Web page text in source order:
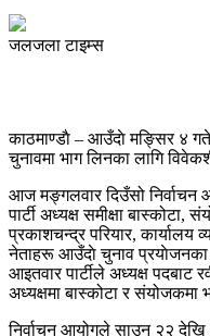
जलजला टाइम्स
काठमाण्डाै – आउँदाे मङ्सिर ४
चुनावमा भाग लिनका लागि
आज मङ्गलवार दिउँसो निर्वाचन
पार्टी अध्यक्ष समीक्षा
प्रकाशचन्द्र परियार, कार्यालय
नेताहरू आउँदाे चुनाव प्रयाेजनका
आइतवार पार्टीले अध्यक्ष पदबाट
अध्यक्षमा बास्कोटा र संयोजकमा
निर्वाचन आयोगले साउन २२ देखि